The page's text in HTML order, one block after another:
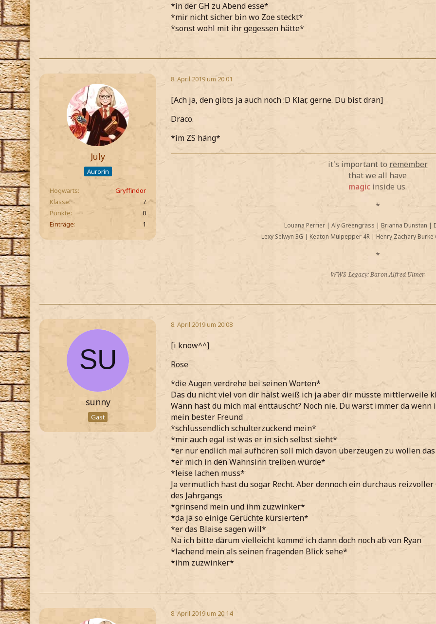
*in der GH zu Abend esse*
*mir nicht sicher bin wo Zoe steckt*
*sonst wohl mit ihr gegessen hätte*
July
Aurorin
Hogwarts
Gryffindor
Klasse
7
Punkte
0
Einträge
1
8. April 2019 um 20:01
[Ach ja, den gibts ja auch noch :D Klar, gerne. Du bist dran]
Draco.
*im ZS häng*
it's important to remember
that we all have
magic inside us.
*
Louana Perrier | Aly Greengrass | Brianna Dunstan |
Lexy Selwyn 3G | Keaton Mulpepper 4R | Henry Zachary Burke
*
WWS-Legacy: Baron Alfred Ulmer
sunny
Gast
8. April 2019 um 20:08
[i know^^]
Rose
*die Augen verdrehe bei seinen Worten*
Das du nicht viel von dir hälst weiß ich ja aber dir müsste mittlerweile
Wann hast du mich mal enttäuscht? Noch nie. Du warst immer da
mein bester Freund
*schlussendlich schulterzuckend mein*
*mir auch egal ist was er in sich selbst sieht*
*er nur endlich mal aufhören soll mich davon überzeugen zu wollen
*er mich in den Wahnsinn treiben würde*
*leise lachen muss*
Ja vermutlich hast du sogar Recht. Aber dennoch ein durchaus
des Jahrgangs
*grinsend mein und ihm zuzwinker*
*da ja so einige Gerüchte kursierten*
*er das Blaise sagen will*
Na ich bitte darum vielleicht komme ich dann doch noch ab von Ryan
*lachend mein als seinen fragenden Blick sehe*
*ihm zuzwinker*
8. April 2019 um 20:14